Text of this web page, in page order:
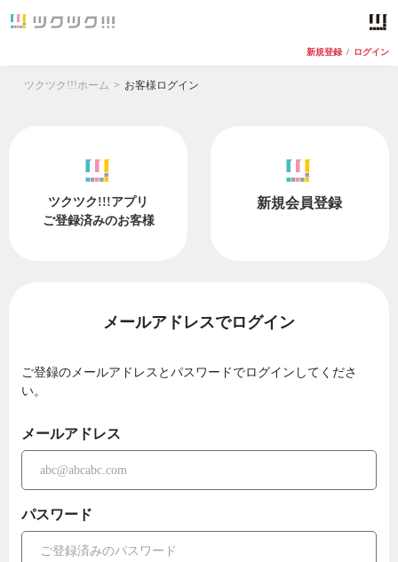
新規登録 / ログイン
ツクツク!!!ホーム お客様ログイン
ツクツク!!!アプリ
ご登録済みのお客様
新規会員登録
メールアドレスでログイン
ご登録のメールアドレスとパスワードでログインしてくださ
い。
メールアドレス
パスワード